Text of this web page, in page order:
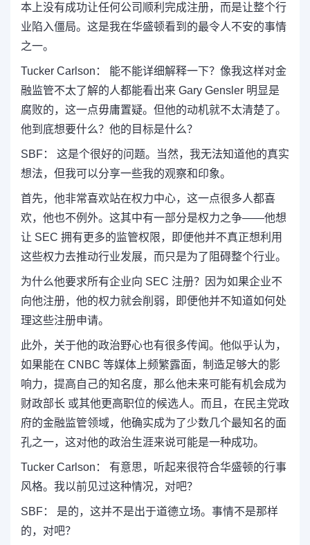
本上没有成功让任何公司顺利完成注册，而是让整个行
业陷入僵局。这是我在华盛顿看到的最令人不安的事情
之一。
Tucker Carlson： 能不能详细解释一下？像我这样对金
融监管不太了解的人都能看出来 Gary Gensler 明显是
腐败的，这一点毋庸置疑。但他的动机就不太清楚了。
他到底想要什么？他的目标是什么？
SBF： 这是个很好的问题。当然，我无法知道他的真实
想法，但我可以分享一些我的观察和印象。
首先，他非常喜欢站在权力中心，这一点很多人都喜
欢，他也不例外。这其中有一部分是权力之争——他想
让 SEC 拥有更多的监管权限，即便他并不真正想利用
这些权力去推动行业发展，而只是为了阻碍整个行业。
为什么他要求所有企业向 SEC 注册？因为如果企业不
向他注册，他的权力就会削弱，即便他并不知道如何处
理这些注册申请。
此外，关于他的政治野心也有很多传闻。他似乎认为，
如果能在 CNBC 等媒体上频繁露面，制造足够大的影
响力，提高自己的知名度，那么他未来可能有机会成为
财政部长 或其他更高职位的候选人。而且，在民主党政
府的金融监管领域，他确实成为了少数几个最知名的面
孔之一，这对他的政治生涯来说可能是一种成功。
Tucker Carlson： 有意思，听起来很符合华盛顿的行事
风格。我以前见过这种情况，对吧？
SBF： 是的，这并不是出于道德立场。事情不是那样
的，对吧？